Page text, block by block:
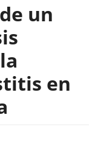
un
en